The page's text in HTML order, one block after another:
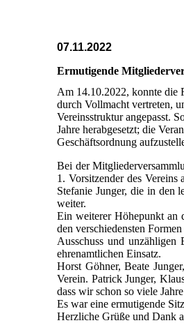
07.11.2022
Ermutigende
Am 14.10.2022, konnte die
durch Vollmacht vertreten,
Vereinsstruktur angepasst.
Jahre herabgesetzt; die
Geschäftsordnung
Bei der
1. Vorsitzender des
Stefanie Junger, die in den
weiter.
Ein weiterer Höhepunkt an
den verschiedensten
Ausschuss und unzähligen
ehrenamtlichen Einsatz.
Horst Göhner, Beate
Verein. Patrick Junger,
dass wir schon so viele
Es war eine ermutigende
Herzliche Grüße und Dank